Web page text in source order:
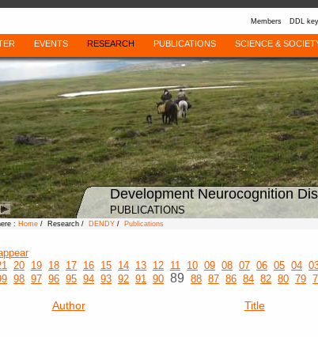
Members DDL
EVENTS RESEARCH PUBLICATIONS SCIENCE &
Development Neurocognition
PUBLICATIONS
: Home / Research / DENDY / Publications
20 19 18 17 16 15 14 13 12 11 10 09 08 07 06 05 04
98 97 96 95 94 93 92 91 90 89 88 87 86 84 82 80 79
Author Title